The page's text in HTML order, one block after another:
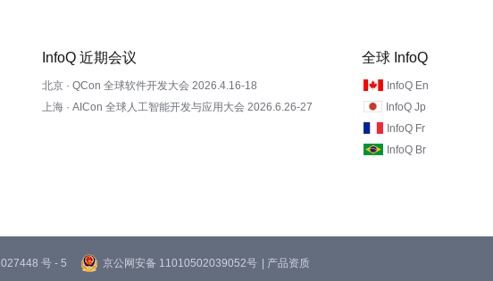
InfoQ 近期会议
北京 · QCon 全球软件开发大会 2026.4.16-18
上海 · AICon 全球人工智能开发与应用大会 2026.6.26-27
全球 InfoQ
InfoQ En
InfoQ Jp
InfoQ Fr
InfoQ Br
号 - 5 京公网安备 11010502039052号 | 产品资质